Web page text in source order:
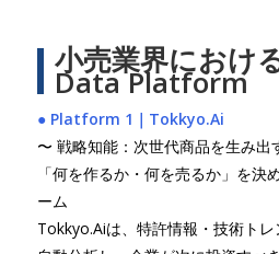
小売業界におけ
Data Platform
● Platform 1｜Tokkyo.Ai
〜 戦略知能：次世代商品を生み出
「何を作るか・何を売るか」を決
ーム
Tokkyo.Aiは、特許情報・技術ト